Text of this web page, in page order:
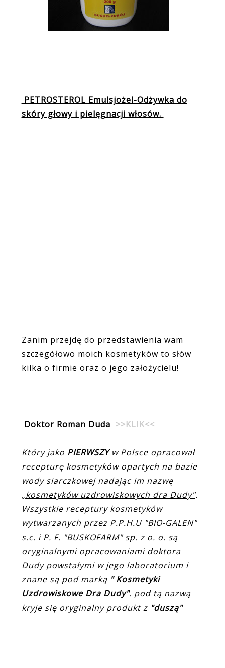
PETROSTEROL Emulsjożel-Odżywka do
skóry głowy i pielęgnacji włosów.
Zanim przejdę do przedstawienia wam
szczegółowo moich kosmetyków to słów
kilka o firmie oraz o jego założycielu!
Doktor Roman Duda >>KLIK<<
Który jako PIERWSZYw Polsce opracował
recepturę kosmetyków opartych na bazie
wody siarczkowej nadając im nazwę
„kosmetyków uzdrowiskowych dra Dudy".
Wszystkie receptury kosmetyków
wytwarzanych przez P.P.H.U "BIO-GALEN"
s.c. i P. F. "BUSKOFARM" sp. z o. o. są
oryginalnymi opracowaniami doktora
Dudy powstałymi w jego laboratorium i
znane są pod marką" Kosmetyki
Uzdrowiskowe Dra Dudy". pod tą nazwą
kryje się oryginalny produkt z "duszą"